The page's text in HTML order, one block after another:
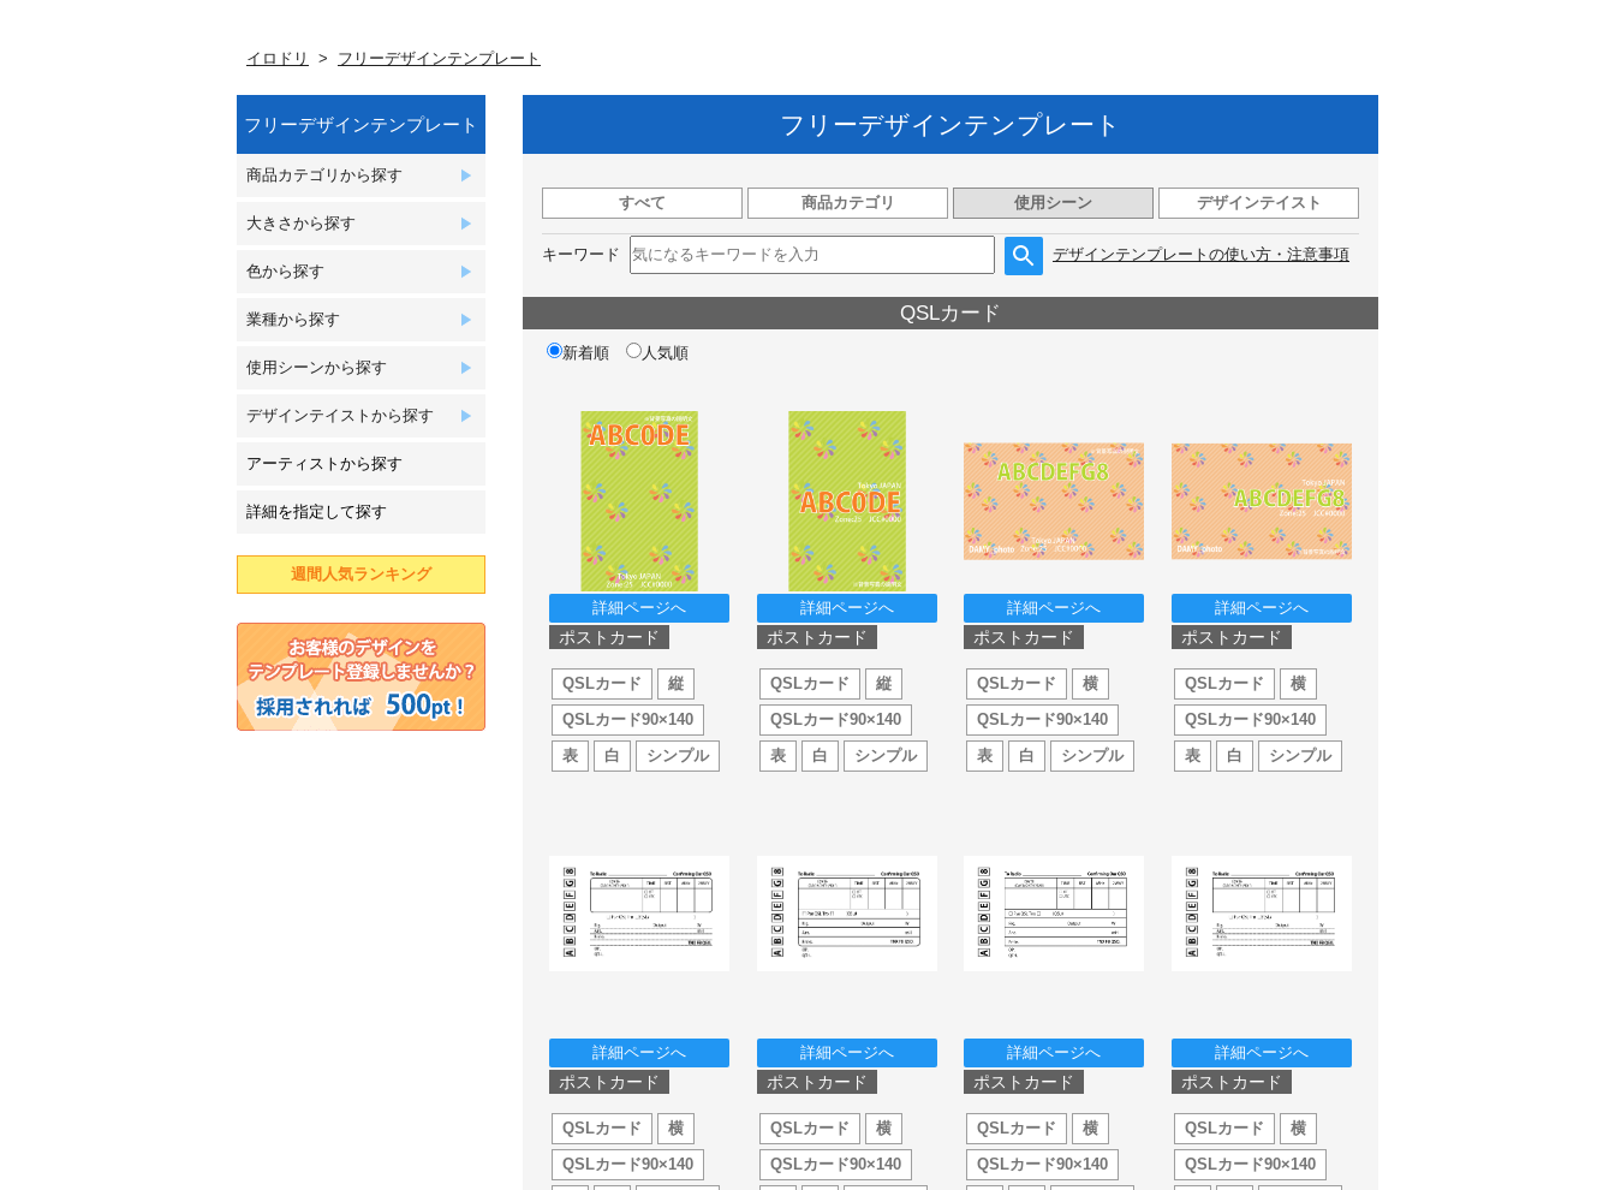
イロドリ フリーデザインテンプレート
フリーデザインテンプレート
商品カテゴリから探す
大きさから探す
色から探す
業種から探す
使用シーンから探す
デザインテイストから探す
アーティストから探す
詳細を指定して探す
週間人気ランキング
フリーデザインテンプレート
すべて 商品カテゴリ 使用シーン デザインテイスト
キーワード デザインテンプレートの使い方・注意事項
QSLカード
新着順 人気順
詳細ページへ
ポストカード
QSLカード
縦
QSLカード90×140
表
白 シンプル
詳細ページへ
ポストカード
QSLカード
縦
QSLカード90×140
表
白 シンプル
詳細ページへ
ポストカード
QSLカード
横
QSLカード90×140
表
白 シンプル
詳細ページへ
ポストカード
QSLカード
横
QSLカード90×140
表
白 シンプル
詳細ページへ
ポストカード
QSLカード
横
QSLカード90×140
詳細ページへ
ポストカード
QSLカード
横
QSLカード90×140
詳細ページへ
ポストカード
QSLカード
横
QSLカード90×140
詳細ページへ
ポストカード
QSLカード
横
QSLカード90×140